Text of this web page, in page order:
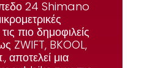
24 Shimano
πιο δημοφιλείς
ZWIFT, BKOOL,
αποτελεί μια